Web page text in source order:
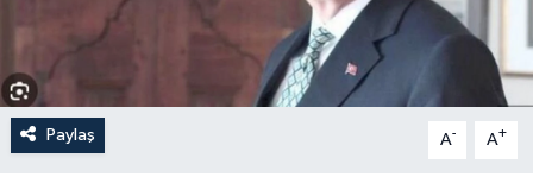
Paylaş A- A+